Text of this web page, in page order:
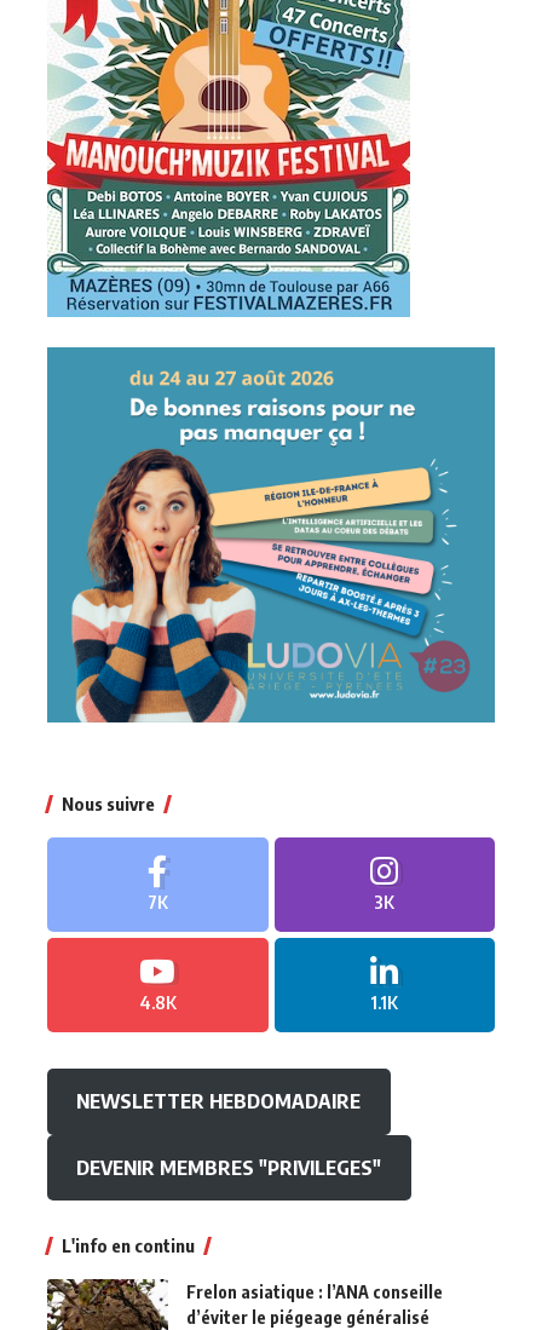
Nous suivre
7K 3K
4.8K 1.1K
NEWSLETTER HEBDOMADAIRE
DEVENIR MEMBRES "PRIVILEGES"
L'info en continu
Frelon asiatique : l’ANA conseille
d’éviter le piégeage généralisé